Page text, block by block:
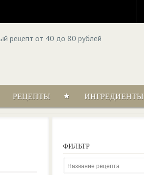
РЕЦЕПТЫ ИНГРЕДИЕНТЫ
ФИЛЬТР